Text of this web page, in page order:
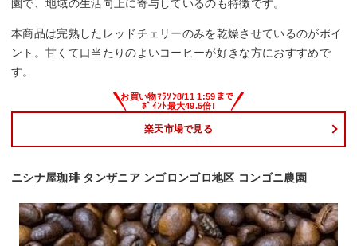
園で、地域の生活向上に寄与しているのも特徴です。
本商品は完熟したレッドチェリーのみを乾燥させているのがポイ
ント。甘くて口当たりのよいコーヒーが好きな方におすすめで
す。
楽天市場で見る
ニシナ屋珈琲 タンザニア ンゴロンゴロ地区 コンゴニ農園